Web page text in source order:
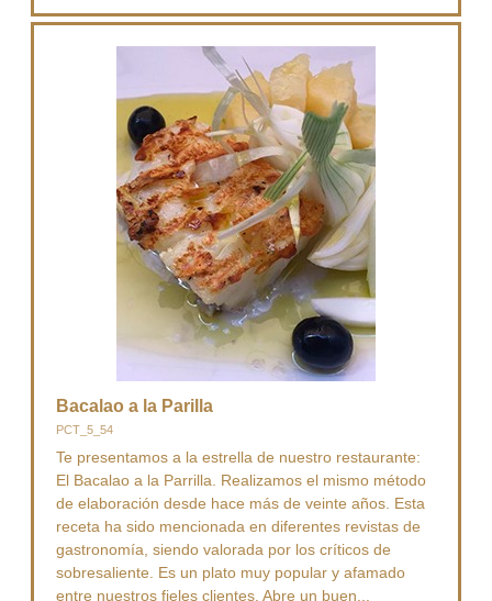
Bacalao a la Parilla
PCT_5_54
Te presentamos a la estrella de nuestro restaurante:
El Bacalao a la Parrilla. Realizamos el mismo método
de elaboración desde hace más de veinte años. Esta
receta ha sido mencionada en diferentes revistas de
gastronomía, siendo valorada por los críticos de
sobresaliente. Es un plato muy popular y afamado
entre nuestros fieles clientes. Abre un buen...